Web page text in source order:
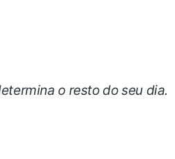
o resto do seu dia.